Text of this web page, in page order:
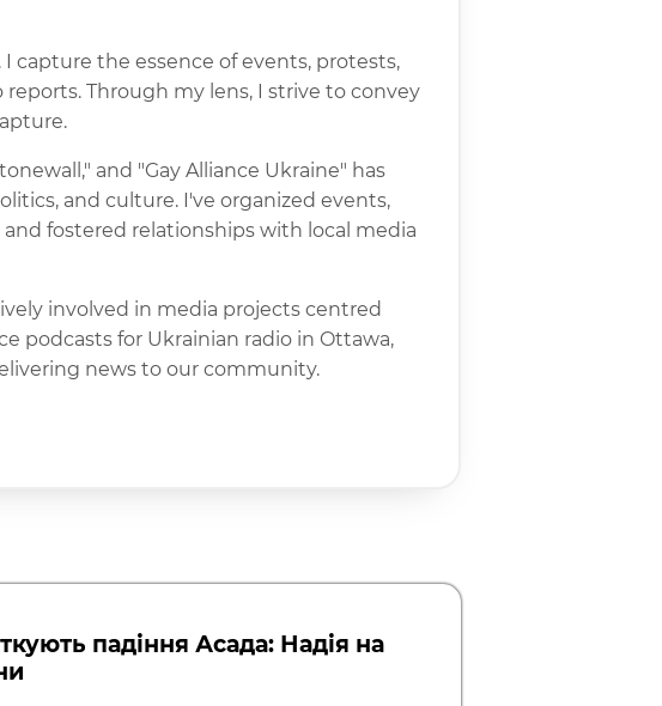
capture the essence of events, protests,
Through my lens, I strive to convey
and "Gay Alliance Ukraine" has
and culture. I've organized events,
fostered relationships with local media
involved in media projects centred
podcasts for Ukrainian radio in Ottawa,
news to our community.
падіння Асада: Надія на